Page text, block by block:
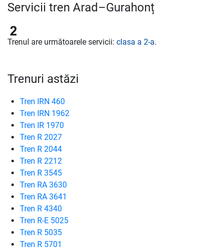
Servicii tren Arad–Gurahonț
Trenul are următoarele servicii: clasa a 2-a.
Trenuri astăzi
Tren IRN 460
Tren IRN 1962
Tren IR 1970
Tren R 2027
Tren R 2044
Tren R 2212
Tren R 3545
Tren RA 3630
Tren RA 3641
Tren R 4340
Tren R-E 5025
Tren R 5035
Tren R 5701